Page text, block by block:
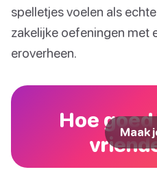
spelletjes voelen als
zakelijke oefeningen met
eroverheen.
Hoe
Maak